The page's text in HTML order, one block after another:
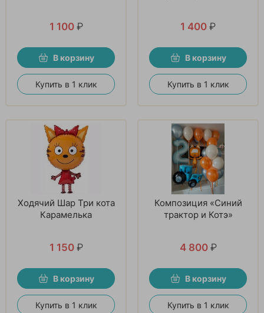
1 100 ₽
В корзину
Купить в 1 клик
1 400 ₽
В корзину
Купить в 1 клик
Ходячий Шар Три кота
Карамелька
1 150 ₽
В корзину
Купить в 1 клик
Композиция «Синий
трактор и Котэ»
4 800 ₽
В корзину
Купить в 1 клик